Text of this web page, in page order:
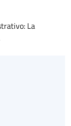
La